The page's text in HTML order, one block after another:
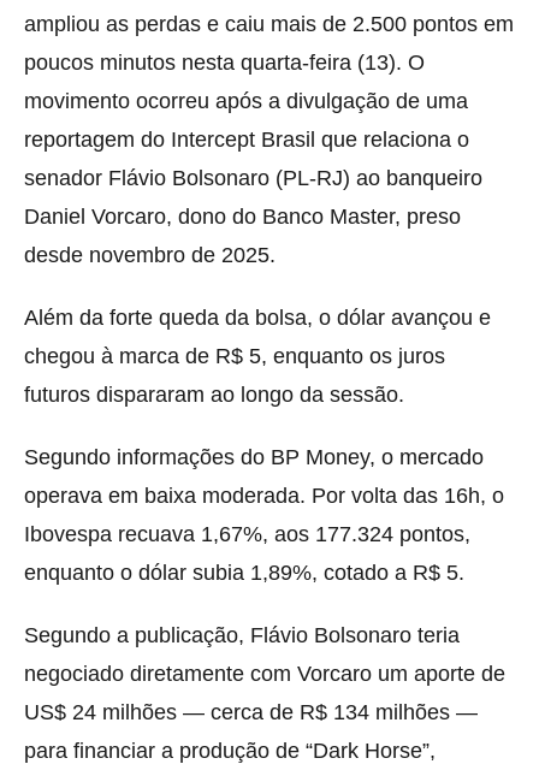
ampliou as perdas e caiu mais de 2.500 pontos em
poucos minutos nesta quarta-feira (13). O
movimento ocorreu após a divulgação de uma
reportagem do Intercept Brasil que relaciona o
senador Flávio Bolsonaro (PL-RJ) ao banqueiro
Daniel Vorcaro, dono do Banco Master, preso
desde novembro de 2025.
Além da forte queda da bolsa, o dólar avançou e
chegou à marca de R$ 5, enquanto os juros
futuros dispararam ao longo da sessão.
Segundo informações do BP Money, o mercado
operava em baixa moderada. Por volta das 16h, o
Ibovespa recuava 1,67%, aos 177.324 pontos,
enquanto o dólar subia 1,89%, cotado a R$ 5.
Segundo a publicação, Flávio Bolsonaro teria
negociado diretamente com Vorcaro um aporte de
US$ 24 milhões — cerca de R$ 134 milhões —
para financiar a produção de “Dark Horse”,